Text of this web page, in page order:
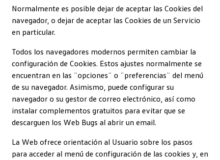
Normalmente es posible dejar de aceptar las Cookies del
navegador, o dejar de aceptar las Cookies de un Servicio
en particular.
Todos los navegadores modernos permiten cambiar la
configuración de Cookies. Estos ajustes normalmente se
encuentran en las ¨opciones¨ o ¨preferencias¨ del menú
de su navegador. Asimismo, puede configurar su
navegador o su gestor de correo electrónico, así como
instalar complementos gratuitos para evitar que se
descarguen los Web Bugs al abrir un email.
La Web ofrece orientación al Usuario sobre los pasos
para acceder al menú de configuración de las cookies y, en